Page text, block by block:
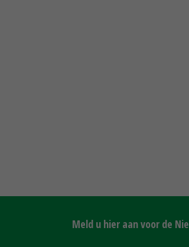
Meld u hier aan voor de